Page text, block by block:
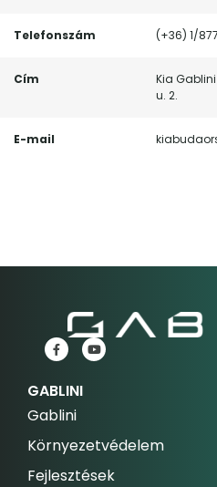
Telefonszám (+36) 1/
Cím
Kia
u. 2.
E-mail
GABLINI
Gablini
Környezetvédelem
Fejlesztések